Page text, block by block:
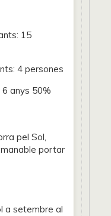
15
4 persones
anys 50%
pel Sol,
portar
a setembre al